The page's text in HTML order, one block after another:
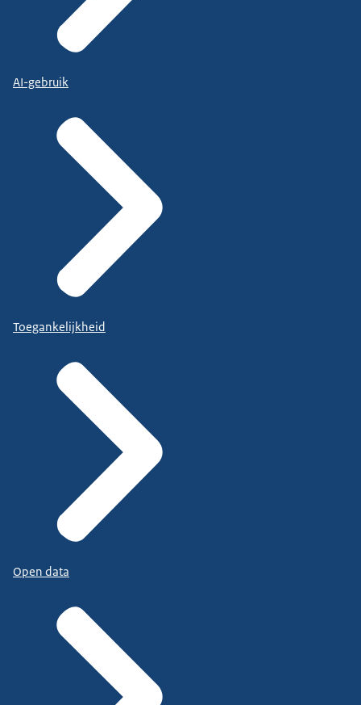
AI-gebruik
Toegankelijkheid
Open data